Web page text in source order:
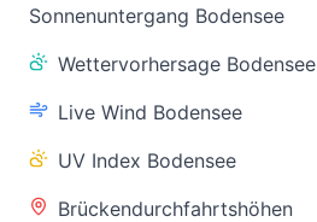
Sonnenuntergang Bodensee
Wettervorhersage Bodensee
Live Wind Bodensee
UV Index Bodensee
Brückendurchfahrtshöhen
Warnstatus
✅ Keine
Warnung